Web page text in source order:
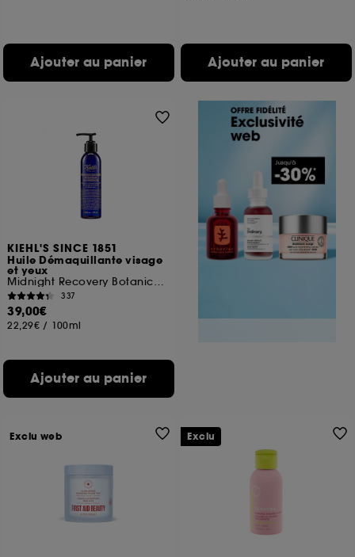
Ajouter au panier Ajouter au panier
KIEHL'S SINCE 1851
Huile Démaquillante visage
et yeux
Midnight Recovery Botanical Cleansing Oil
337
39,00€
22,29€ / 100ml
Ajouter au panier
Exclu web Exclu